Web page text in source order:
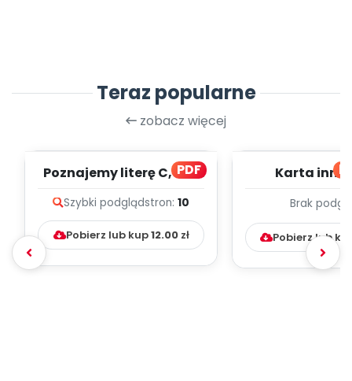
Teraz popularne
zobacz więcej
PDF
Poznajemy literę C, cz. 1
Szybki podglądstron: 10
Pobierz lub kup12.00zł
Karta
Brak
Pobierz lub